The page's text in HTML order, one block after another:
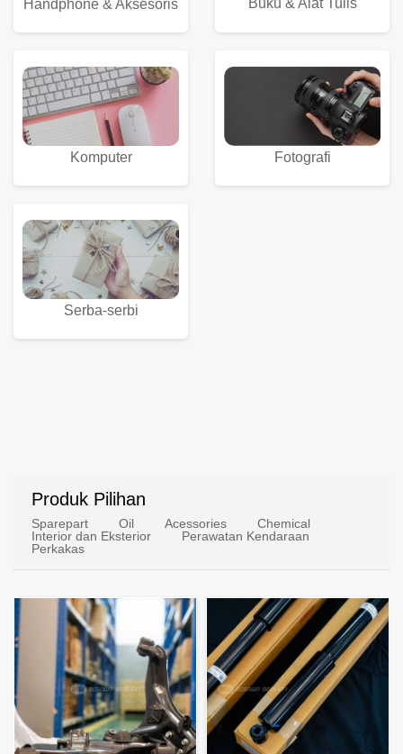
Handphone & Aksesoris Buku & Alat Tulis
Komputer Fotografi
Serba-serbi
Produk Pilihan
Sparepart Oil Acessories
Chemical
Interior dan Eksterior
Perawatan Kendaraan
Perkakas